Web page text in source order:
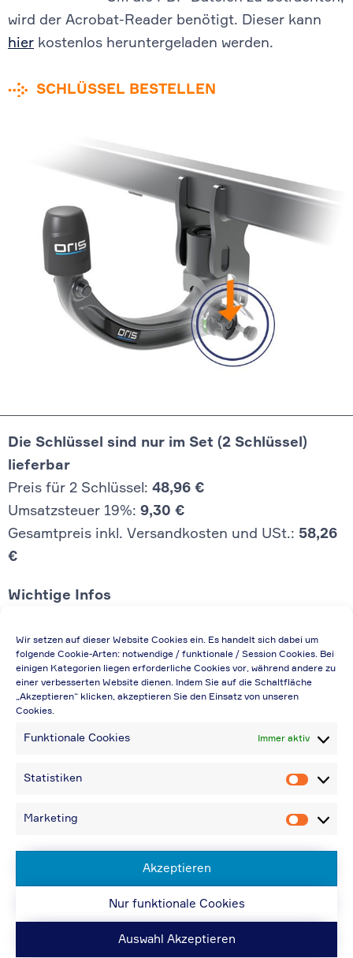
Wir setzen auf dieser Website Cookies ein. Es handelt sich dabei um
folgende Cookie-Arten: notwendige / funktionale / Session Cookies. Bei
einigen Kategorien liegen erforderliche Cookies vor, während andere zu
einer verbesserten Website dienen. Indem Sie auf die Schaltfläche
„Akzeptieren“ klicken, akzeptieren Sie den Einsatz von unseren
Cookies.
Funktionale Cookies Immer aktiv
Statistiken
Marketing
Akzeptieren
Nur funktionale Cookies
Auswahl Akzeptieren
wird der Acrobat-Reader benötigt. Dieser kann
hier kostenlos heruntergeladen werden.
SCHLÜSSEL BESTELLEN
Die Schlüssel sind nur im Set (2 Schlüssel)
lieferbar
Preis für 2 Schlüssel: 48,96 €
Umsatzsteuer 19%: 9,30 €
Gesamtpreis inkl. Versandkosten und USt.: 58,26
€
Wichtige Infos
Die Preisangabe gilt auch für
Handelsbetriebe (Netto-Preis, ohne
Rabattabzug)
Falls durch Falschangaben im Bestellformular
Bei Rückfragen können Sie uns über die E-
Bei Angabe von USt-IdNr und Bestellungen
| Website: ORIS